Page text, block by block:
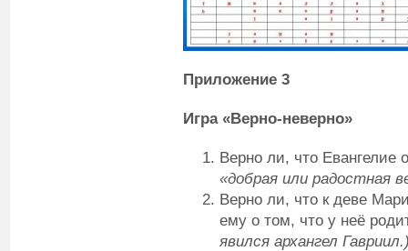
Приложение 3
Игра «Верно-неверно»
Верно ли, что Евангелие
«добрая или радостная
Верно ли, что к деве
ему о том, что у неё
явился архангел